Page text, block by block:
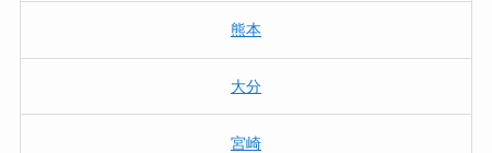
熊本
大分
宮崎